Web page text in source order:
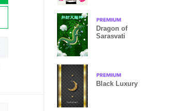
Dragon of
Sarasvati
Black Luxury